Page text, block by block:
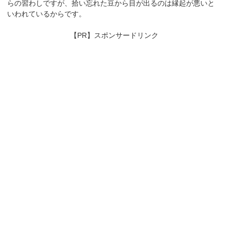
らの習わしですが、拾い忘れた豆から目が出るのは縁起が悪いと
いわれているからです。
【PR】スポンサードリンク